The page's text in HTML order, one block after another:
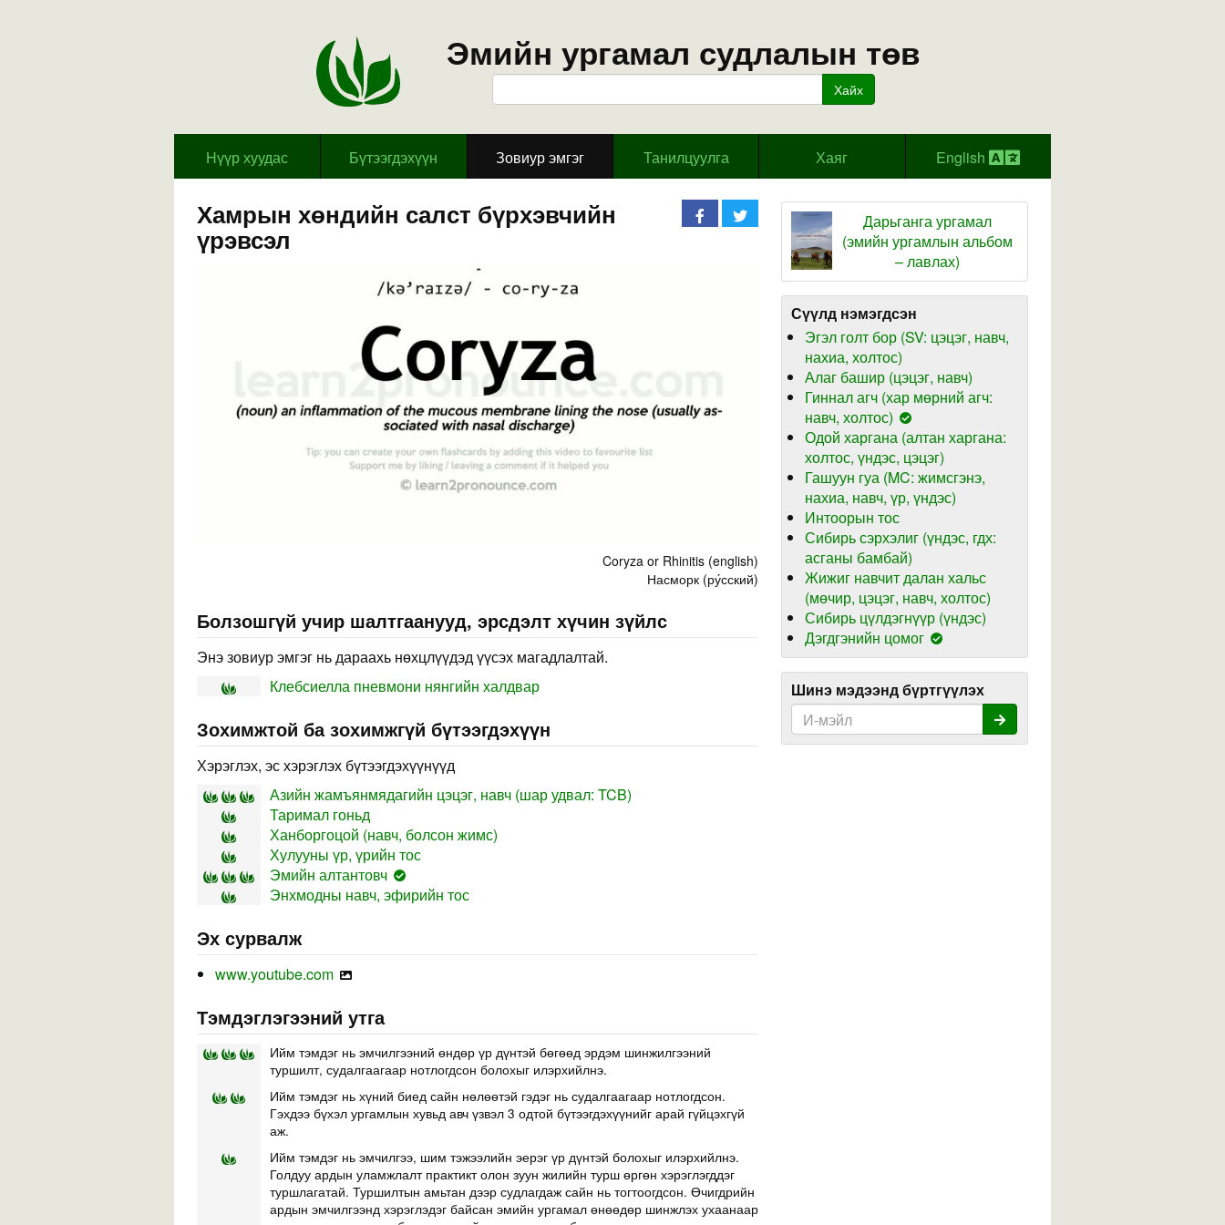
Эмийн ургамал судлалын төв
Хайх
Hүүр хуудас Бүтээгдэхүүн Зовиур эмгэг Танилцуулга Хаяг English
Хамрын хөндийн салст бүрхэвчийн
үрэвсэл
Coryza or Rhinitis (english)
Насморк (ру́сский)
Болзошгүй учир шалтгаанууд, эрсдэлт хүчин зүйлс
Энэ зовиур эмгэг нь дараахь нөхцлүүдэд үүсэх магадлалтай.
Клебсиелла пневмони нянгийн халдвар
Зохимжтой ба зохимжгүй бүтээгдэхүүн
Хэрэглэх, эс хэрэглэх бүтээгдэхүүнүүд
Азийн жамъянмядагийн цэцэг, навч (шар удвал: TCB)
Таримал гоньд
Ханборгоцой (навч, болсон жимс)
Хулууны үр, үрийн тос
Эмийн алтантовч
Энхмодны навч, эфирийн тос
Эх сурвалж
www.youtube.com
Тэмдэглэгээний утга
Ийм тэмдэг нь эмчилгээний өндөр үр дүнтэй бөгөөд эрдэм шинжилгээний
туршилт, судалгаагаар нотлогдсон болохыг илэрхийлнэ.
Ийм тэмдэг нь хүний биед сайн нөлөөтэй гэдэг нь судалгаагаар нотлогдсон.
Гэхдээ бүхэл ургамлын хувьд авч үзвэл 3 одтой бүтээгдэхүүнийг арай гүйцэхгүй
аж.
Ийм тэмдэг нь эмчилгээ, шим тэжээлийн эерэг үр дүнтэй болохыг илэрхийлнэ.
Голдуу ардын уламжлалт практикт олон зуун жилийн турш өргөн хэрэглэгддэг
туршлагатай. Туршилтын амьтан дээр судлагдаж сайн нь тогтоогдсон. Өчигдрийн
ардын эмчилгээнд хэрэглэдэг байсан эмийн ургамал өнөөдөр шинжлэх ухаанаар
Дарьганга ургамал
(эмийн ургамлын альбом
– лавлах)
Сүүлд нэмэгдсэн
Эгэл голт бор (SV: цэцэг, навч,
нахиа, холтос)
Алаг башир (цэцэг, навч)
Гиннал агч (хар мөрний агч:
навч, холтос)
Одой харгана (алтан харгана:
холтос, үндэс, цэцэг)
Гашуун гуа (MC: жимсгэнэ,
нахиа, навч, үр, үндэс)
Интоорын тос
Сибирь сэрхэлиг (үндэс, гдх:
асганы бамбай)
Жижиг навчит далан хальс
(мөчир, цэцэг, навч, холтос)
Сибирь цүлдэгнүүр (үндэс)
Дэгдгэнийн цомог
Шинэ мэдээнд бүртгүүлэх